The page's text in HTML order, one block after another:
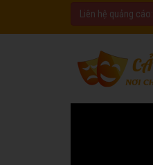
Liên hệ quảng cáo: